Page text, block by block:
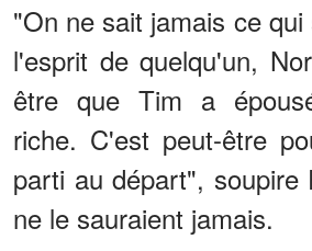
"On ne sait jamais ce
l'esprit de quelqu'un,
être que Tim a
riche. C'est peut-être
parti au départ", soupire
ne le sauraient jamais.